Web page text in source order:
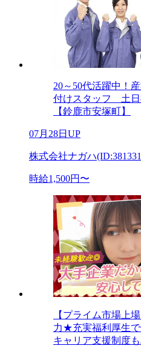
20～50代活躍中！
付けスタッフ 土
【鈴鹿市安塚町】
07月28日UP
株式会社ナガハ
時給1,500円〜
【プライム市場上
力★充実福利厚生で
キャリア支援制度